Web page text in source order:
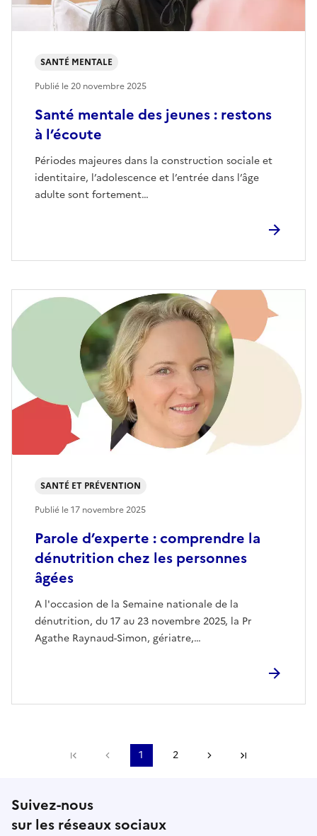
Santé mentale des jeunes : restons
à l’écoute
Périodes majeures dans la construction sociale et
identitaire, l’adolescence et l’entrée dans l’âge
adulte sont fortement…
SANTÉ MENTALE
Publié le20 novembre 2025
Parole d’experte : comprendre la
dénutrition chez les personnes
âgées
A l'occasion de la Semaine nationale de la
dénutrition, du 17 au 23 novembre 2025, la Pr
Agathe Raynaud-Simon, gériatre,…
SANTÉ ET PRÉVENTION
Publié le17 novembre 2025
Première pagePage précédente
1 2 Page suivante
Suivez-nous
sur les réseaux sociaux